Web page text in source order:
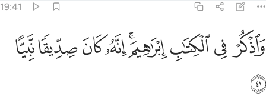
19:41
واذكر في الكتاب ابراهيم انه كان صديقا نبيا ٤١
وَٱذْكُرْ فِى ٱلْكِتَـٰبِ إِبْرَٰهِيمَ ۚ إِنَّهُۥ كَانَ صِدِّيقًۭا نَّبِيًّا ٤١
ﱗﱘﱙﱚﱛﱜﱝﱞﱟ
ﱠ